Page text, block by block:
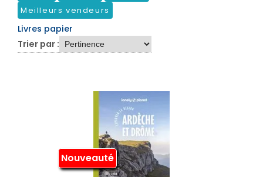
Meilleurs vendeurs
Livres papier
Trier par :
Nouveauté